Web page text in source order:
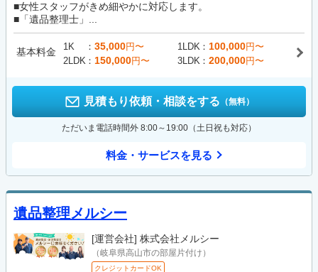
■女性スタッフがきめ細やかに対応します。
■「遺品整理士」...
基本料金 1K 35,000円〜 1LDK 100,000円〜
2LDK
150,000円〜 3LDK 200,000円〜
見積もり依頼・相談をする （無料）
ただいま電話時間外 8:00～19:00（土日祝も対応）
料金・サービスを見る
遺品整理メルシー
[運営会社] 株式会社メルシー
（岐阜県高山市の部屋片付け）
クレジットカードOK